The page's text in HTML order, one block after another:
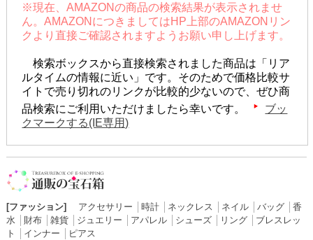
※現在、AMAZONの商品の検索結果が表示されませ
ん。AMAZONにつきましてはHP上部のAMAZONリン
クより直接ご確認されますようお願い申し上げます。
検索ボックスから直接検索されました商品は「リア
ルタイムの情報に近い」です。そのためで価格比較サ
イトで売り切れのリンクが比較的少ないので、ぜひ商
品検索にご利用いただけましたら幸いです。
ブッ
クマークする(IE専用)
[ファッション] アクセサリー 時計│ ネックレス ネイル│ バッグ│ 香
水
財布│ 雑貨│ ジュエリー アパレル│ シューズ│ リング│ ブレスレッ
ト
インナー
ピアス